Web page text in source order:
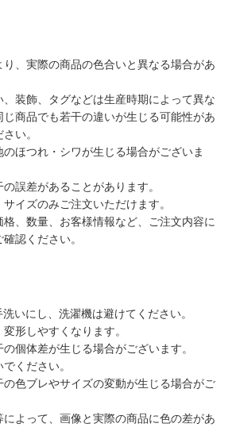
、実際の商品の色合いと異なる場合があ
装飾、タグなどは生産時期によって異な
商品でも若干の違いが生じる可能性があ
い。
ほつれ・シワが生じる場合がございま
誤差があることがあります。
イズのみご注文いただけます。
、数量、お客様情報など、ご注文内容に
認ください。
いにし、洗濯機は避けてください。
形しやすくなります。
の個体差が生じる場合がございます。
ください。
の色ブレやサイズの変動が生じる場合がご
によって、画像と実際の商品に色の差があ